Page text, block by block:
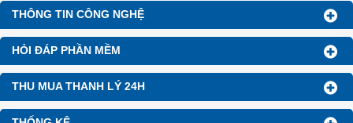
THÔNG TIN CÔNG NGHỆ
HỎI ĐÁP PHẦN MỀM
THU MUA THANH LÝ 24H